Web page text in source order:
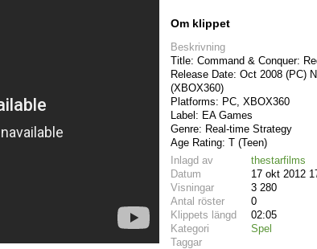
Om klippet
Beskrivning
Title: Command & Conquer:
Release Date: Oct 2008 (PC)
(XBOX360)
Platforms: PC, XBOX360
Label: EA Games
Genre: Real-time Strategy
Age Rating: T (Teen)
Inlagd av
thestarfilms
Datum
17 okt 2012
Visningar
3 280
Antal röster
0
Klippets längd
02:05
Kategori
Spel
Taggar